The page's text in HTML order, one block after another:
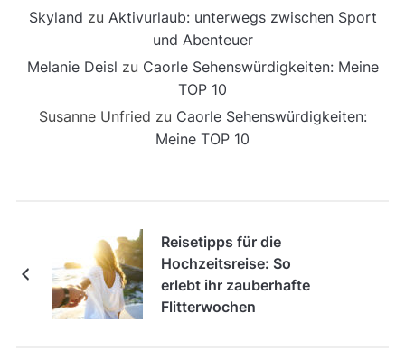
Skyland zu Aktivurlaub: unterwegs zwischen Sport
und Abenteuer
Melanie Deisl zu Caorle Sehenswürdigkeiten: Meine
TOP 10
Susanne Unfried zu Caorle Sehenswürdigkeiten:
Meine TOP 10
Reisetipps für die
Hochzeitsreise: So
erlebt ihr zauberhafte
Flitterwochen